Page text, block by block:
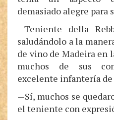
demasiado alegre para
—Teniente della
saludándolo a la
de vino de Madeira en
muchos de sus
excelente infantería
—Sí, muchos se
el teniente con